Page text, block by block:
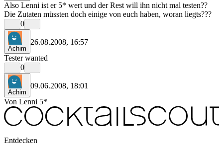
Also Lenni ist er 5* wert und der Rest will ihn nicht mal testen??
Die Zutaten müssten doch einige von euch haben, woran liegts???
0
Achim
26.08.2008, 16:57
Tester wanted
0
Achim
09.06.2008, 18:01
Von Lenni 5*
Entdecken